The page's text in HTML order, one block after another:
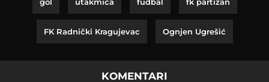
FK Radnički Kragujevac Ognjen Ugrešić
KOMENTARI